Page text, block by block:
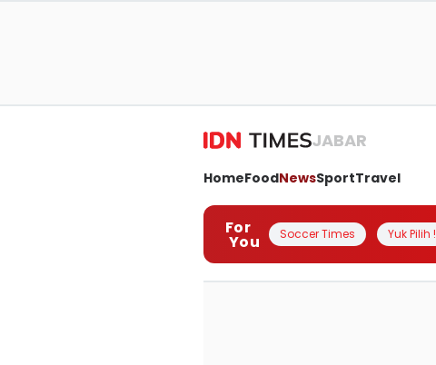
JABAR
HomeFoodNewsSportTravel
For
You Soccer Times Yuk Pilih !